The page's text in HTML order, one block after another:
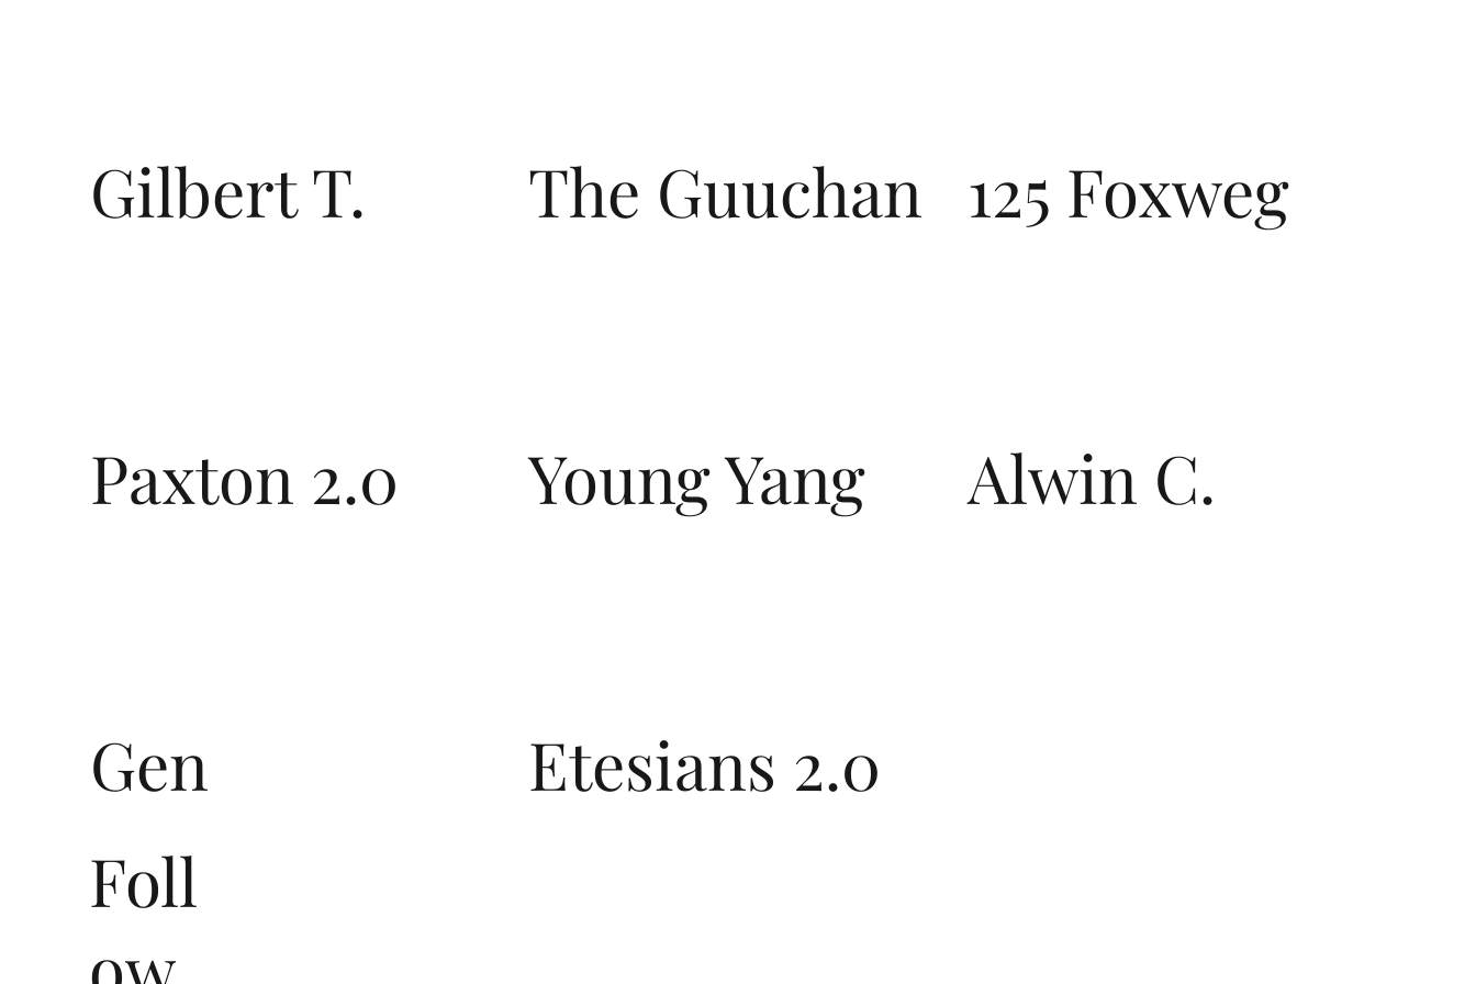
Gilbert T. The Guuchan 125 Foxweg
Paxton 2.0 Young Yang Alwin C.
Gen Etesians 2.0
Foll